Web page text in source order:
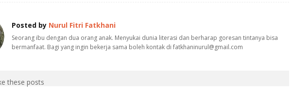
Posted by Nurul Fitri Fatkhani
Seorang ibu dengan dua orang anak. Menyukai dunia literasi dan berharap goresan tintanya bisa
bermanfaat. Bagi yang ingin bekerja sama boleh kontak di fatkhaninurul@gmail.com
these posts